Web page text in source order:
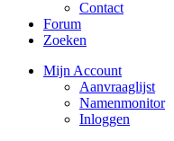
Contact
Forum
Zoeken
Mijn Account
Aanvraaglijst
Namenmonitor
Inloggen